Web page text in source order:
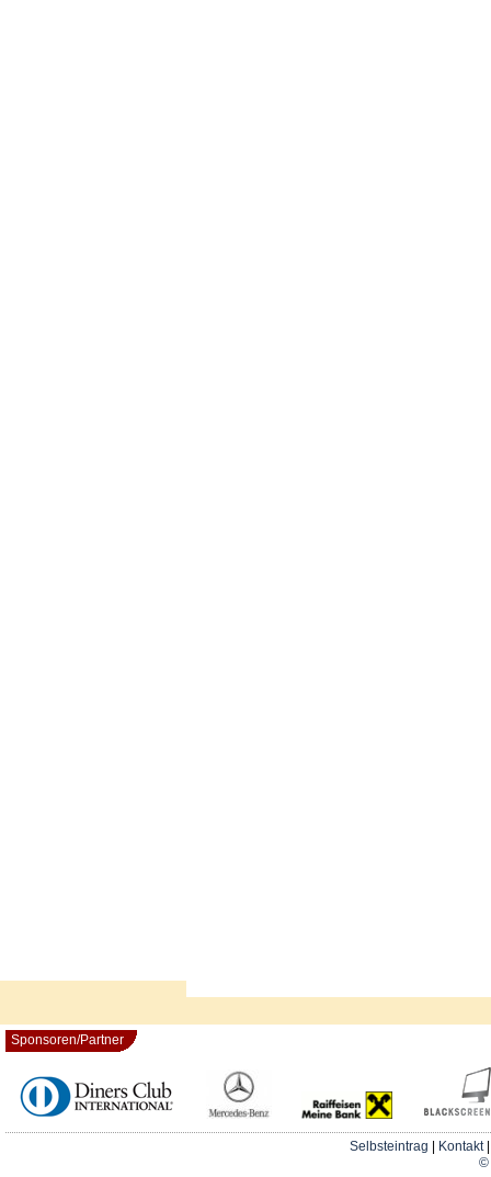
Sponsoren/Partner
Selbsteintrag Kontakt
©